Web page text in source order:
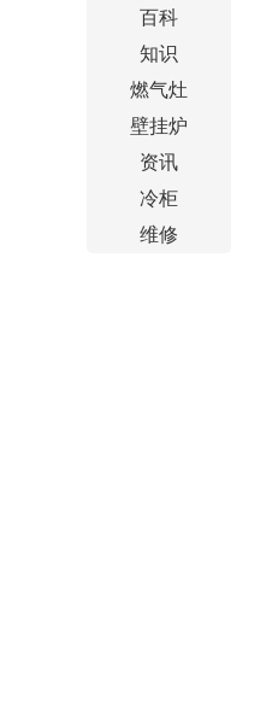
百科
知识
燃气灶
壁挂炉
资讯
冷柜
维修